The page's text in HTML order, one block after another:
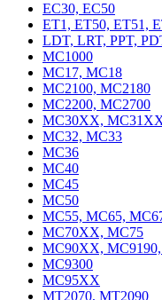
EC30, EC50
ET1, ET50, ET51,
LDT, LRT, PPT,
MC1000
MC17, MC18
MC2100, MC2180
MC2200, MC2700
MC30XX,
MC32, MC33
MC36
MC40
MC45
MC50
MC55, MC65,
MC70XX, MC75
MC90XX,
MC9300
MC95XX
MT2070, MT2090